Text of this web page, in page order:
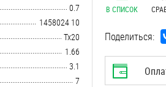
0.7
1458024 10
Tx20
1.66
3.1
7
В СПИСОК
Поделиться: